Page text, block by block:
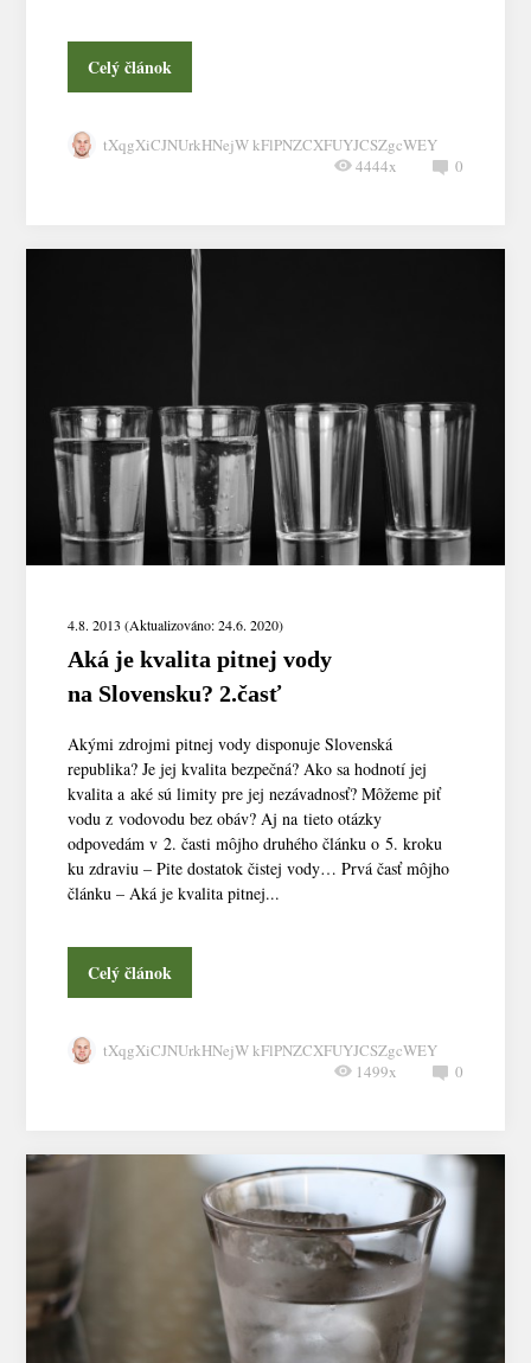
Celý článok
tXqgXiCJNUrkHNejW kFlPNZCXFUYJCSZgcWEY
0
4444x
4.8. 2013 (Aktualizováno: 24.6. 2020)
Aká je kvalita pitnej vody
na Slovensku? 2.časť
Akými zdrojmi pitnej vody disponuje Slovenská
republika? Je jej kvalita bezpečná? Ako sa hodnotí jej
kvalita a aké sú limity pre jej nezávadnosť? Môžeme piť
vodu z vodovodu bez obáv? Aj na tieto otázky
odpovedám v 2. časti môjho druhého článku o 5. kroku
ku zdraviu – Pite dostatok čistej vody… Prvá časť môjho
článku – Aká je kvalita pitnej...
Celý článok
tXqgXiCJNUrkHNejW kFlPNZCXFUYJCSZgcWEY
0
1499x